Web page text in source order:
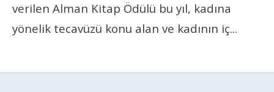
verilen Alman Kitap Ödülü bu yıl, kadına
yönelik tecavüzü konu alan ve kadının iç...